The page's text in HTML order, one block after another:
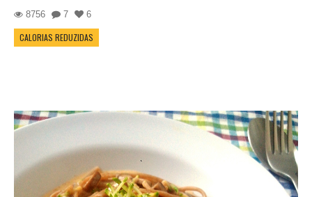
8756 7 6
CALORIAS REDUZIDAS